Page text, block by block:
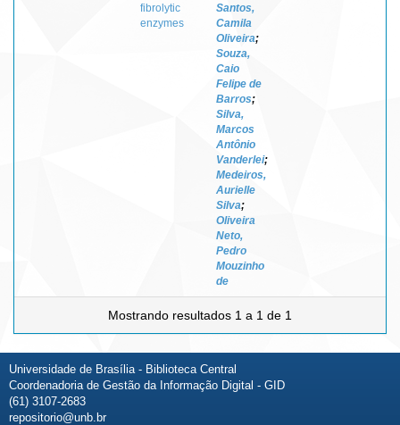
fibrolytic
enzymes
Santos,
Camila
Oliveira;
Souza,
Caio
Felipe de
Barros;
Silva,
Marcos
Antônio
Vanderlei;
Medeiros,
Aurielle
Silva;
Oliveira
Neto,
Pedro
Mouzinho
de
Mostrando resultados 1 a 1 de 1
Universidade de Brasília - Biblioteca Central
Coordenadoria de Gestão da Informação Digital - GID
(61) 3107-2683
repositorio@unb.br